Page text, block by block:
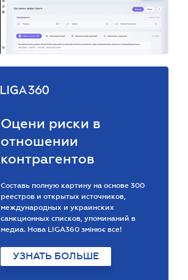
Оцени риски в
отношении
контрагентов
Составь полную картину на основе 300
реестров и открытых источников,
международных и украинских
санкционных списков, упоминаний в
медиа. Нова LIGA360 змінює все!
УЗНАТЬ БОЛЬШЕ